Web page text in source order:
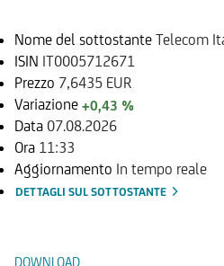
Nome del sottostante Telecom
ISIN IT0005712671
Prezzo 7,6435 EUR
Variazione +0,43 %
Data 07.08.2026
Ora 11:33
Aggiornamento In tempo reale
DETTAGLI SUL SOTTOSTANTE
DOWNLOAD